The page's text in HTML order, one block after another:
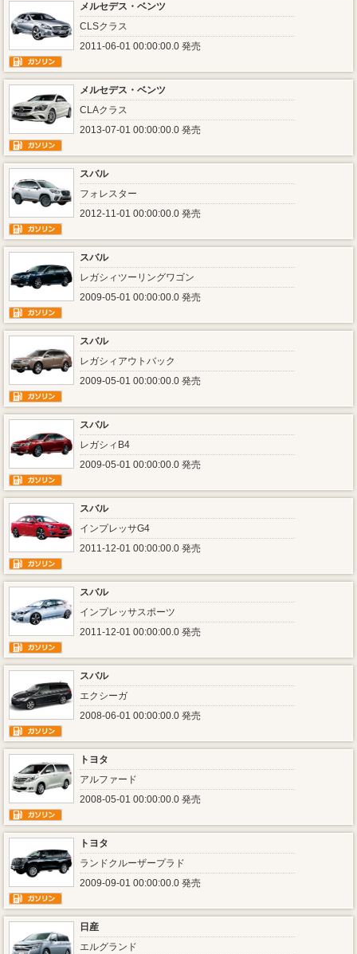
メルセデス・ベンツ
CLSクラス
2011-06-01 00:00:00.0 発売
メルセデス・ベンツ
CLAクラス
2013-07-01 00:00:00.0 発売
スバル
フォレスター
2012-11-01 00:00:00.0 発売
スバル
レガシィツーリングワゴン
2009-05-01 00:00:00.0 発売
スバル
レガシィアウトバック
2009-05-01 00:00:00.0 発売
スバル
レガシィB4
2009-05-01 00:00:00.0 発売
スバル
インプレッサG4
2011-12-01 00:00:00.0 発売
スバル
インプレッサスポーツ
2011-12-01 00:00:00.0 発売
スバル
エクシーガ
2008-06-01 00:00:00.0 発売
トヨタ
アルファード
2008-05-01 00:00:00.0 発売
トヨタ
ランドクルーザープラド
2009-09-01 00:00:00.0 発売
日産
エルグランド